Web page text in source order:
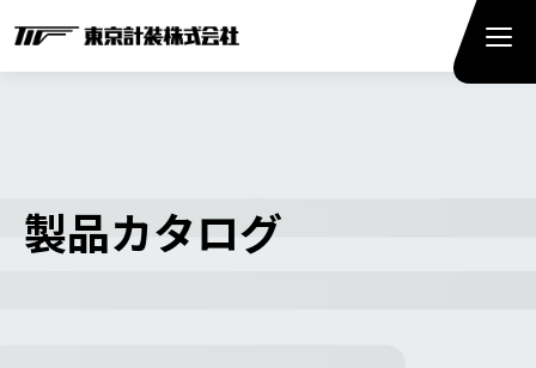
製品カタログ